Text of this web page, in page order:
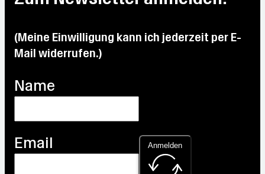
°C
28.8
°C
°C
(Meine Einwilligung kann ich jederzeit per E-
Mail widerrufen.)
Name
Email Anmelden